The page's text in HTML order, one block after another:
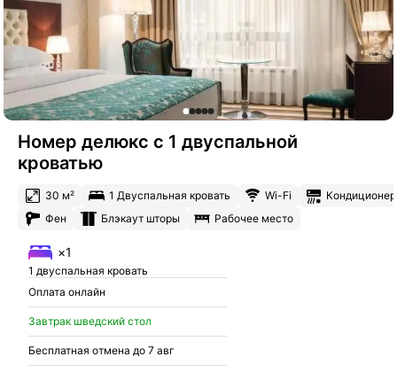
Номер делюкс с 1 двуспальной
кроватью
30 м² 1 Двуспальная кровать Wi-Fi
Кондиционер
Фен
Блэкаут шторы Рабочее место
×1
1 двуспальная кровать
Оплата онлайн
Завтрак шведский стол
Бесплатная отмена до 7 авг